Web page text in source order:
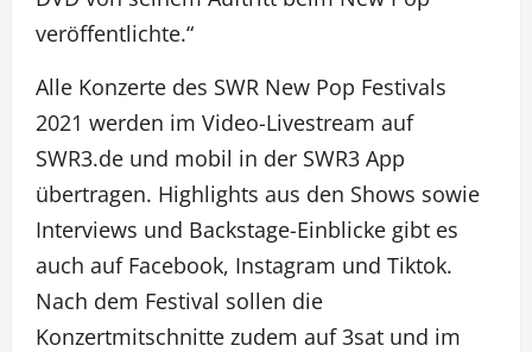
veröffentlichte.“
Alle Konzerte des SWR New Pop Festivals
2021 werden im Video-Livestream auf
SWR3.de und mobil in der SWR3 App
übertragen. Highlights aus den Shows sowie
Interviews und Backstage-Einblicke gibt es
auch auf Facebook, Instagram und Tiktok.
Nach dem Festival sollen die
Konzertmitschnitte zudem auf 3sat und im